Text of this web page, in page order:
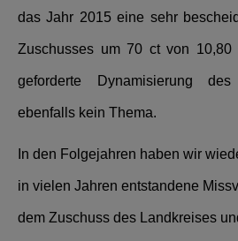
das Jahr 2015 eine sehr
Zuschusses um 70 ct von
geforderte Dynamisierung
ebenfalls kein Thema.
In den Folgejahren haben wir
in vielen Jahren entstandene
dem Zuschuss des Landkreises